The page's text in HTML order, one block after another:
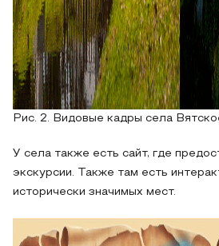
Рис. 2. Видовые кадры села
У села также есть сайт, где
экскурсии. Также там есть
исторически значимых мест.